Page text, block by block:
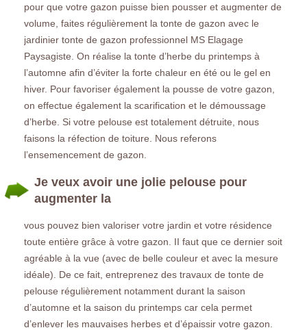
pour que votre gazon puisse bien pousser et augmenter de
volume, faites régulièrement la tonte de gazon avec le
jardinier tonte de gazon professionnel MS Elagage
Paysagiste. On réalise la tonte d’herbe du printemps à
l’automne afin d’éviter la forte chaleur en été ou le gel en
hiver. Pour favoriser également la pousse de votre gazon,
on effectue également la scarification et le démoussage
d’herbe. Si votre pelouse est totalement détruite, nous
faisons la réfection de toiture. Nous referons
l’ensemencement de gazon.
Je veux avoir une jolie pelouse pour
augmenter la
vous pouvez bien valoriser votre jardin et votre résidence
toute entière grâce à votre gazon. II faut que ce dernier soit
agréable à la vue (avec de belle couleur et avec la mesure
idéale). De ce fait, entreprenez des travaux de tonte de
pelouse régulièrement notamment durant la saison
d’automne et la saison du printemps car cela permet
d’enlever les mauvaises herbes et d’épaissir votre gazon.